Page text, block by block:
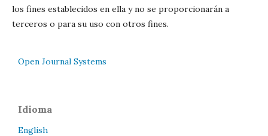
los fines establecidos en ella y no se proporcionarán a
terceros o para su uso con otros fines.
Open Journal Systems
Idioma
English